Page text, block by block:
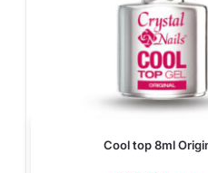
Cool top 8ml